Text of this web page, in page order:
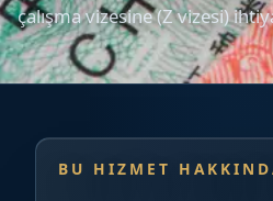
çalışma vizesine (Z vizesi)
BU HIZMET